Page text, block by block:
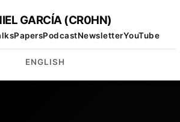
GARCÍA (CR0HN)
PapersPodcastNewsletterYouTube
ENGLISH